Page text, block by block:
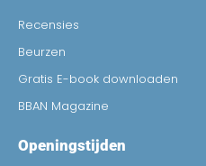
Recensies
Beurzen
Gratis E-book downloaden
BBAN Magazine
Openingstijden